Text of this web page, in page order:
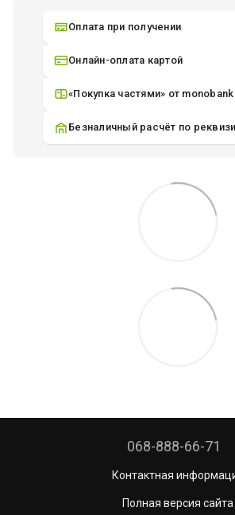
Оплата при получении
Онлайн-оплата картой
«Покупка частями» от monobank
Безналичный расчёт по
068-888-66-71
Контактная
Полная версия сайта